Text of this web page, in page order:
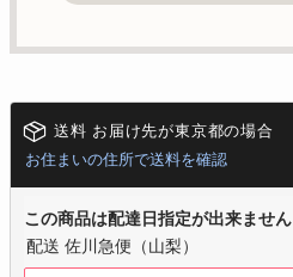
送料 お届け先が東京都の場合
お住まいの住所で送料を確認
この商品は配達日指定が出来ません
配送 佐川急便（山梨）